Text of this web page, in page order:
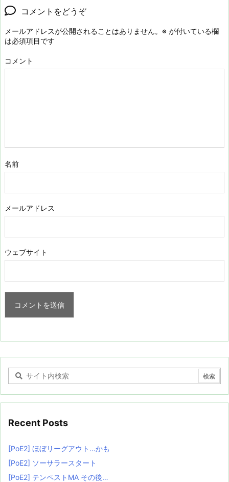
コメントをどうぞ
メールアドレスが公開されることはありません。 ※ が付いている欄
は必須項目です
コメント
名前
メールアドレス
ウェブサイト
Recent Posts
[PoE2] ほぼリーグアウト…かも
[PoE2] ソーサラースタート
[PoE2] テンペストMA その後…